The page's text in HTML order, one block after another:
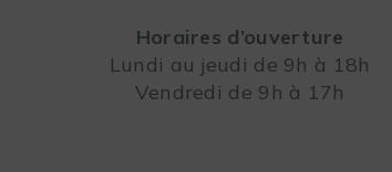
Horaires d’ouverture
Lundi au jeudi de 9h à 18h
Vendredi de 9h à 17h